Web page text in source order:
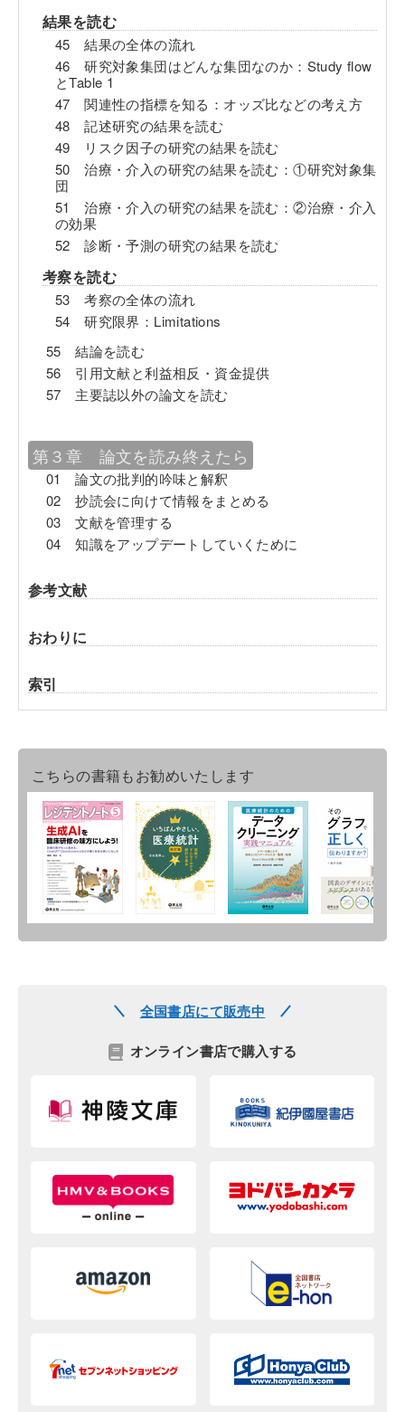
結果を読む
45 結果の全体の流れ
46 研究対象集団はどんな集団なのか：Study flow
とTable 1
47 関連性の指標を知る：オッズ比などの考え方
48 記述研究の結果を読む
49 リスク因子の研究の結果を読む
50 治療・介入の研究の結果を読む：①研究対象集
団
51 治療・介入の研究の結果を読む：②治療・介入
の効果
52 診断・予測の研究の結果を読む
考察を読む
53 考察の全体の流れ
54 研究限界：Limitations
55 結論を読む
56 引用文献と利益相反・資金提供
57 主要誌以外の論文を読む
第３章 論文を読み終えたら
01 論文の批判的吟味と解釈
02 抄読会に向けて情報をまとめる
03 文献を管理する
04 知識をアップデートしていくために
参考文献
おわりに
索引
こちらの書籍もお勧めいたします
全国書店にて販売中
オンライン書店で購入する